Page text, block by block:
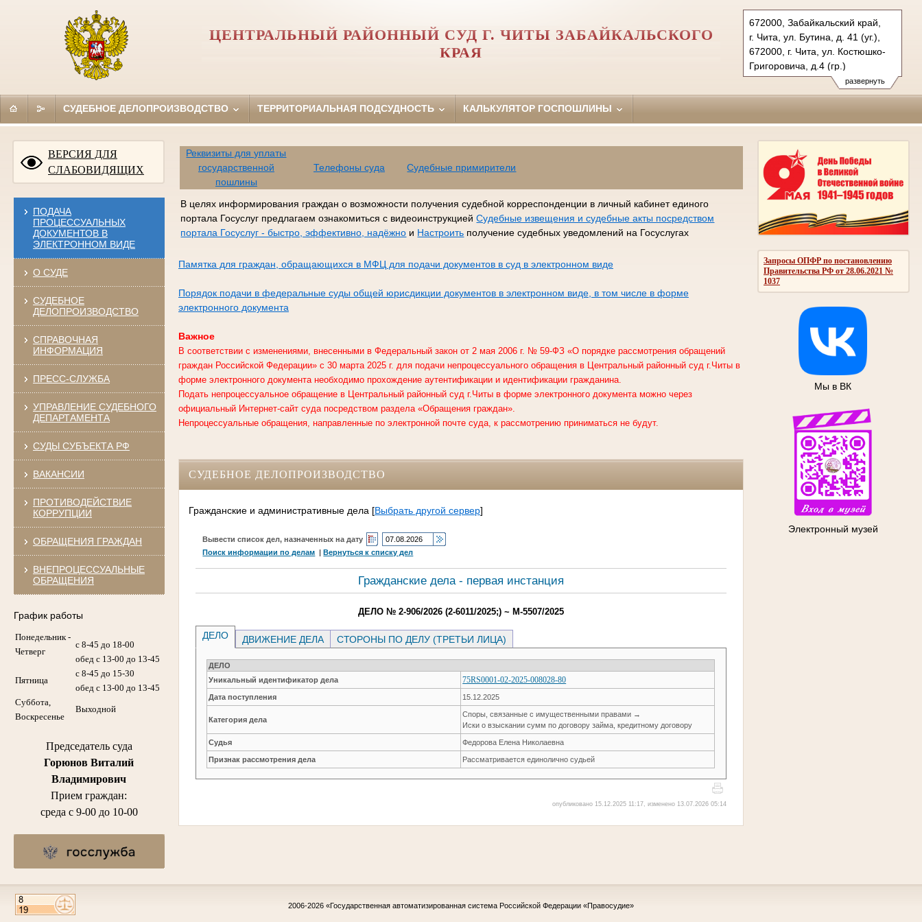
развернуть
672000, Забайкальский край,
г. Чита, ул. Бутина, д. 41 (уг.),
672000, г. Чита, ул. Костюшко-
Григоровича, д.4 (гр.)
Тел.: (3022) 35-56-34(уг.)
21-36-31 ( гр. и админ.), 35-03-
centr.cht@sudrf.ru
ЦЕНТРАЛЬНЫЙ РАЙОННЫЙ СУД Г. ЧИТЫ ЗАБАЙКАЛЬСКОГО
КРАЯ
СУДЕБНОЕ ДЕЛОПРОИЗВОДСТВО ТЕРРИТОРИАЛЬНАЯ ПОДСУДНОСТЬ КАЛЬКУЛЯТОР ГОСПОШЛИНЫ
ВЕРСИЯ ДЛЯ
СЛАБОВИДЯЩИХ
ПОДАЧА
ПРОЦЕССУАЛЬНЫХ
ДОКУМЕНТОВ В
ЭЛЕКТРОННОМ ВИДЕ
О СУДЕ
СУДЕБНОЕ
ДЕЛОПРОИЗВОДСТВО
СПРАВОЧНАЯ
ИНФОРМАЦИЯ
ПРЕСС-СЛУЖБА
УПРАВЛЕНИЕ СУДЕБНОГО
ДЕПАРТАМЕНТА
СУДЫ СУБЪЕКТА РФ
ВАКАНСИИ
ПРОТИВОДЕЙСТВИЕ
КОРРУПЦИИ
ОБРАЩЕНИЯ ГРАЖДАН
ВНЕПРОЦЕССУАЛЬНЫЕ
ОБРАЩЕНИЯ
График работы
Понедельник -
Четверг
с 8-45 до 18-00
обед с 13-00 до 13-45
Пятница
с 8-45 до 15-30
обед с 13-00 до 13-45
Суббота,
Воскресенье
Выходной
Председатель суда
Горюнов Виталий
Владимирович
Прием граждан:
среда с 9-00 до 10-00
Запросы ОПФР по постановлению
Правительства РФ от 28.06.2021 №
1037
Мы в ВК
Электронный музей
Реквизиты для уплаты
государственной
пошлины
Телефоны суда Судебные примирители
В целях информирования граждан о возможности получения судебной корреспонденции в личный кабинет единого
портала Госуслуг предлагаем ознакомиться с видеоинструкциейСудебные извещения и судебные акты посредством
портала Госуслуг - быстро, эффективно, надёжно и Настроить получение судебных уведомлений на Госуслугах
Памятка для граждан, обращающихся в МФЦ для подачи документов в суд в электронном виде
Порядок подачи в федеральные суды общей юрисдикции документов в электронном виде, в том числе в форме
электронного документа
Важное
В соответствии с изменениями, внесенными в Федеральный закон от 2 мая 2006 г. № 59-ФЗ «О порядке рассмотрения обращений
граждан Российской Федерации» с 30 марта 2025 г. для подачи непроцессуального обращения в
Центральный районный суд г.Читыв
форме электронного документа необходимо прохождение аутентификации и идентификации гражданина.
Подать непроцессуальное обращение в Центральный районный суд г.Читы в форме электронного документа можно через
официальный Интернет-сайт суда посредством раздела «Обращения граждан».
Непроцессуальные обращения, направленные по электронной почте суда, к рассмотрению приниматься не будут.
СУДЕБНОЕ ДЕЛОПРОИЗВОДСТВО
Гражданские и административные дела[Выбрать другой сервер]
Вывести список дел, назначенных на дату
Поиск информации по делам |Вернуться к списку дел
Гражданские дела - первая инстанция
ДЕЛО № 2-906/2026 (2-6011/2025;) ~ М-5507/2025
ДЕЛО ДВИЖЕНИЕ ДЕЛА СТОРОНЫ ПО ДЕЛУ (ТРЕТЬИ ЛИЦА)
ДЕЛО
Уникальный идентификатор дела
75RS0001-02-2025-008028-80
Дата поступления 15.12.2025
Категория дела
Споры, связанные с имущественными правами →
Иски о взыскании сумм по договору займа, кредитному договору
Судья Федорова Елена Николаевна
Признак рассмотрения дела Рассматривается единолично судьей
опубликовано 15.12.2025 11:17, изменено 13.07.2026 05:14
2006-2026 «Государственная автоматизированная система Российской Федерации «Правосудие»